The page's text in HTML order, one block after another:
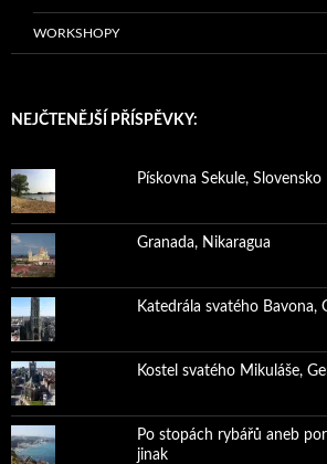
WORKSHOPY
NEJČTENĚJŠÍ PŘÍSPĚVKY:
Pískovna Sekule, Slovensko
Granada, Nikaragua
Katedrála svatého Bavona,
Kostel svatého Mikuláše,
Po stopách rybářů aneb
jinak